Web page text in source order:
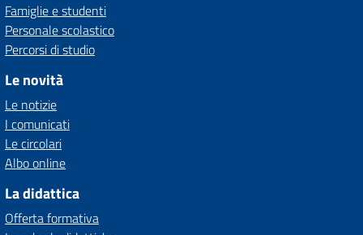
Famiglie e studenti
Personale scolastico
Percorsi di studio
Le novità
Le notizie
I comunicati
Le circolari
Albo online
La didattica
Offerta formativa